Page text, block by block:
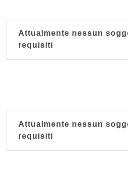
Attualmente nessun
requisiti
Attualmente nessun
requisiti